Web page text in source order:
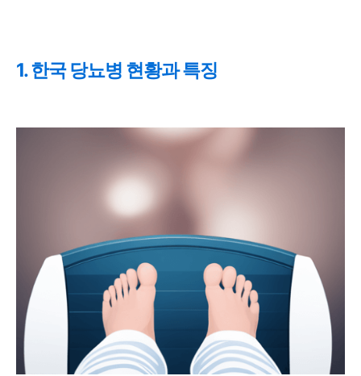
1. 한국 당뇨병 현황과 특징